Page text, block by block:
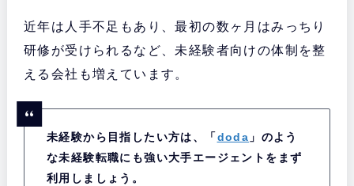
近年は人手不足もあり、最初の数ヶ月はみっちり
研修が受けられるなど、未経験者向けの体制を整
える会社も増えています。
未経験から目指したい方は、「doda 」のよう
な未経験転職にも強い大手エージェントをまず
利用しましょう。